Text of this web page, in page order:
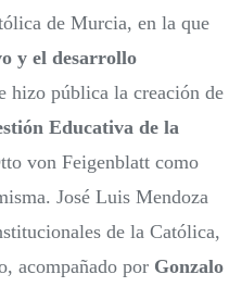
de Murcia, en la que
y el desarrollo
hizo pública la creación de
Educativa de la
von Feigenblatt como
José Luis Mendoza
de la Católica,
acompañado por Gonzalo